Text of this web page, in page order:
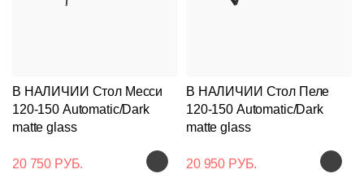
В НАЛИЧИИ Стол Месси
120-150 Automatic/Dark
matte glass
20 750 РУБ.
В НАЛИЧИИ Стол Пеле
120-150 Automatic/Dark
matte glass
20 950 РУБ.